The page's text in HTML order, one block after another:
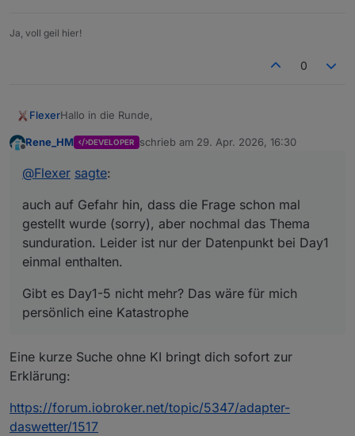
Ja, voll geil hier!
0
FlexerHallo in die Runde,
auch auf Gefahr hin, dass die Frage schon mal gestellt
Leider ist nur der Datenpunkt bei Day1 einmal enthalten.
Gibt es Day1-5 nicht mehr? Das wäre für mich
Zusätzlich steht bei mir auch nur null im DP. Log auf
Debug ist sauber. Location ist erkannt.
Viele liebe Grüße
Rene_HM DEVELOPER schrieb am 29. Apr. 2026, 16:30
zuletzt editiert von
@Flexer sagte:
auch auf Gefahr hin, dass die Frage schon mal
gestellt wurde (sorry), aber nochmal das Thema
sunduration. Leider ist nur der Datenpunkt bei Day1
einmal enthalten.
Gibt es Day1-5 nicht mehr? Das wäre für mich
persönlich eine Katastrophe
Eine kurze Suche ohne KI bringt dich sofort zur
Erklärung:
https://forum.iobroker.net/topic/5347/adapter-
daswetter/1517